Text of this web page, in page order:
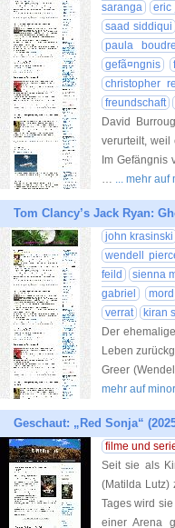
saranga
eric
saad siddiqui
paula
gefã¤ngnis
christopher
freundschaft
David
verurteilt, weil
Im Gefängnis
… ... mehr auf
Tom Clancy’s Jack Ryan:
john krasinski
wendell
feild
sienna
gabriel
mord
verrat
kiran
Der
Leben
Greer
mehr auf
Geschaut: „Red Sonja“
filme und
Seit sie als
(Matilda Lutz)
Tages wird
einer Arena